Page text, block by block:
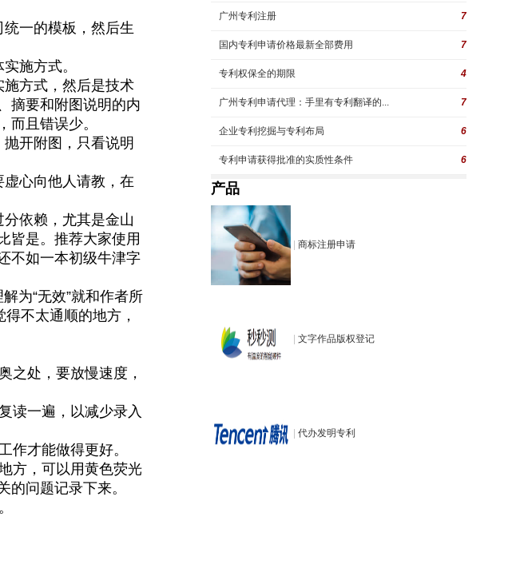
一的模板，然后生
施方式。
方式，然后是技术
摘要和附图说明的内
且错误少。
开附图，只看说明
心向他人请教，在
依赖，尤其是金山
皆是。推荐大家使用
不如一本初级牛津字
为“无效”就和作者所
不太通顺的地方，
之处，要放慢速度，
读一遍，以减少录入
作才能做得更好。
方，可以用黄色荧光
问题记录下来。
广州专利注册 7
国内专利申请价格最新全部费用 7
专利权保全的期限 4
广州专利申请代理：手里有专利翻译的... 7
企业专利挖掘与专利布局 6
专利申请获得批准的实质性条件 6
产品
商标注册申请
文字作品版权登记
代办发明专利